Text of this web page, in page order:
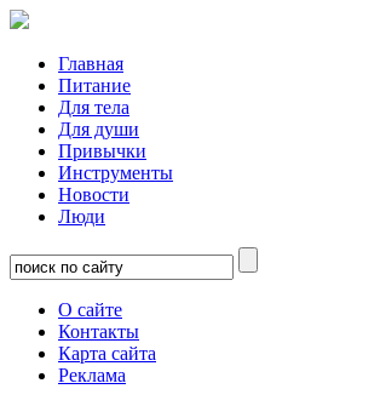
Главная
Питание
Для тела
Для души
Привычки
Инструменты
Новости
Люди
О сайте
Контакты
Карта сайта
Реклама